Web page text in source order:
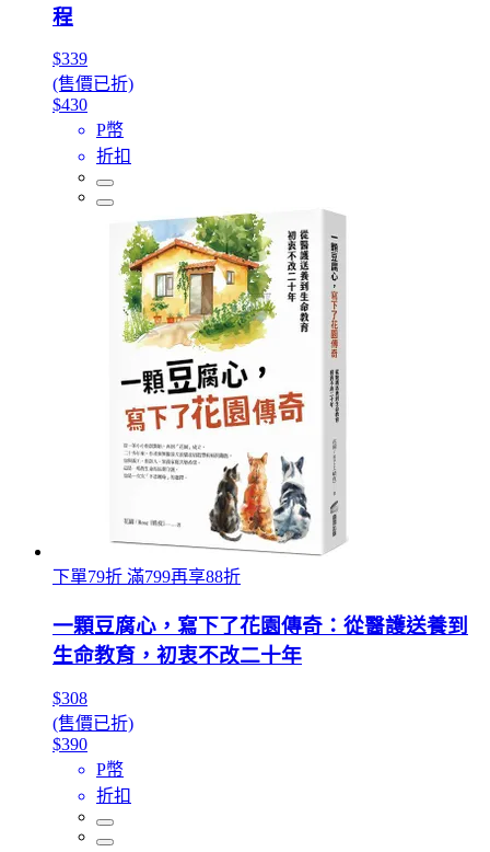
程
$339
(售價已折)
$430
P幣
折扣
下單79折 滿799再享88折
一顆豆腐心，寫下了花園傳奇：從醫護送養到
生命教育，初衷不改二十年
$308
(售價已折)
$390
P幣
折扣